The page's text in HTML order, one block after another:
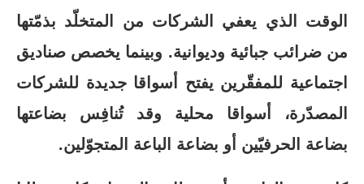
الوقت الذي يعفي الشركات من المتخلّد بذمّتها
من ضرائب جبائية وديوانية. وبينما يخصص صناديق
اجتماعية للمفقّرين يفتح أسواقا جديدة للشركات
المصدّرة، أسواقا محلية وقد تُنافِس بضاعتها
بضاعة الحرفيّين أو بضاعة الباعة المتجوّلين.